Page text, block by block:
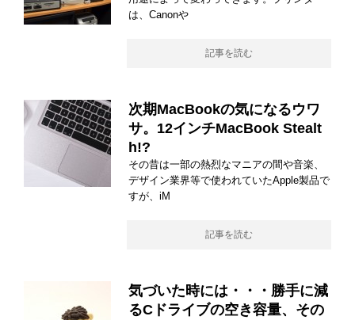
は、Canonや
記事を読む
次期MacBookの気になるウワ
サ。12インチMacBook Stealt
h!?
その昔は一部の熱烈なマニアの間や音楽、
デザイン業界等で使われていたApple製品で
すが、iM
記事を読む
気づいた時には・・・勝手に減
るCドライブの空き容量、その